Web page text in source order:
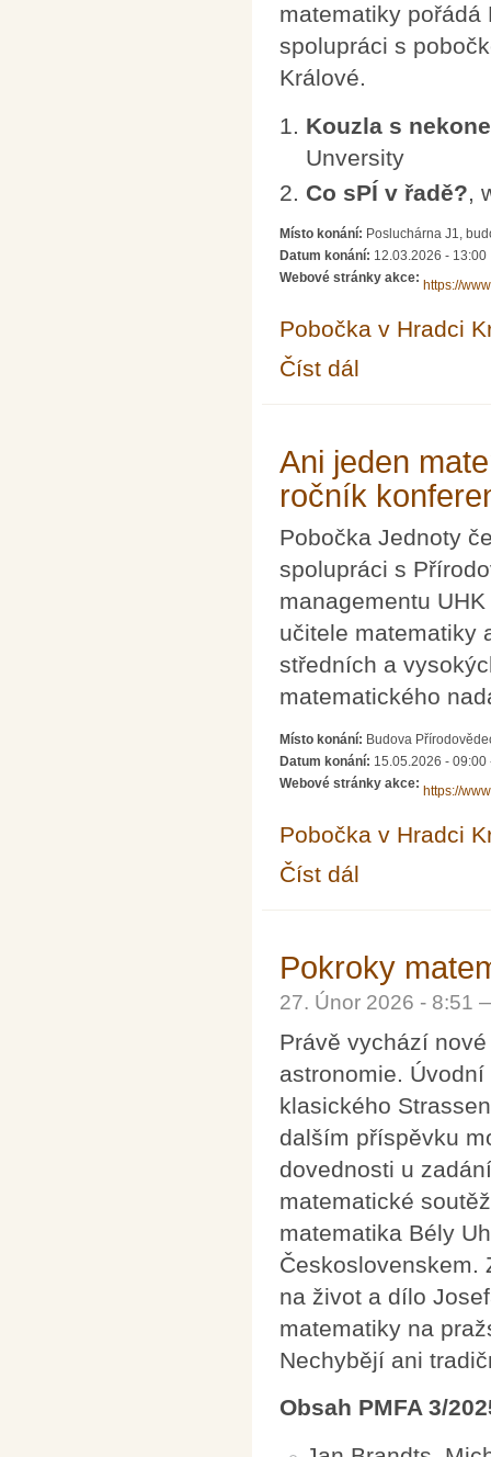
matematiky pořádá
spolupráci s
Králové.
Kouzla s
Unversity
Co sPÍ v řadě?,
Místo konání: Posluchárna J1,
Datum konání: 12.03.2026 - 13:00
Webové stránky akce:
https://
Pobočka v Hradci
Číst dál
Ani jeden
ročník
Pobočka Jednoty
spolupráci s
managementu
učitele matematiky
středních a
matematického
Místo konání: Budova
Datum konání: 15.05.2026 - 09:00
Webové stránky akce:
https://
Pobočka v Hradci
Číst dál
Pokroky
27. Únor 2026 - 8:51
Právě vychází
astronomie.
klasického
dalším příspěvku
dovednosti u
matematické
matematika Bély
Československem.
na život a dílo
matematiky na
Nechybějí ani
Obsah PMFA 3/